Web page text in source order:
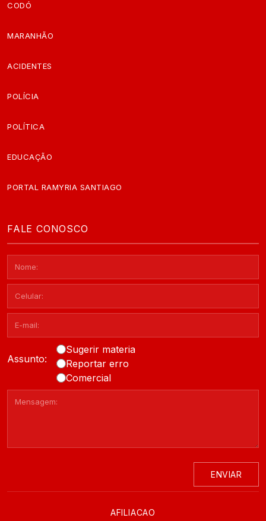
CODÓ
MARANHÃO
ACIDENTES
POLÍCIA
POLÍTICA
EDUCAÇÃO
PORTAL RAMYRIA SANTIAGO
FALE CONOSCO
Assunto:
Sugerir materia
Reportar erro
Comercial
ENVIAR
AFILIACAO